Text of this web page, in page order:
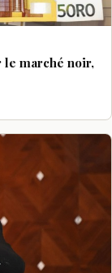
le marché noir,